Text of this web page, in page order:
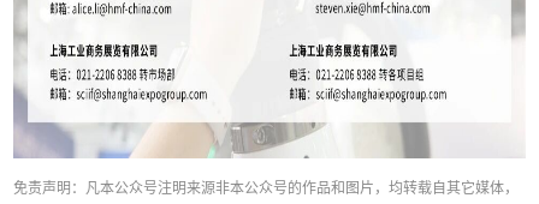
免责声明：凡本公众号注明来源非本公众号的作品和图片，均转载自其它媒体，